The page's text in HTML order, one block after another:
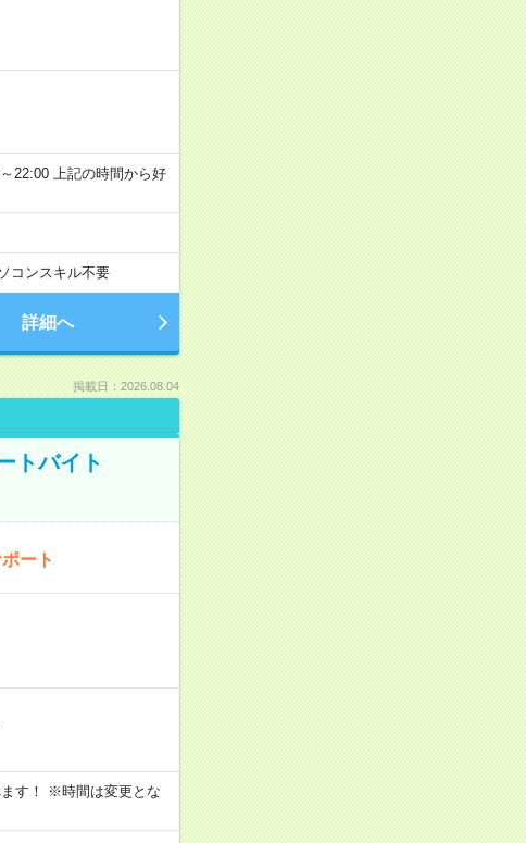
22:00 上記の時間から好
コンスキル不要
詳細へ
掲載日：2026.08.04
トバイト
ート
ます！ ※時間は変更とな